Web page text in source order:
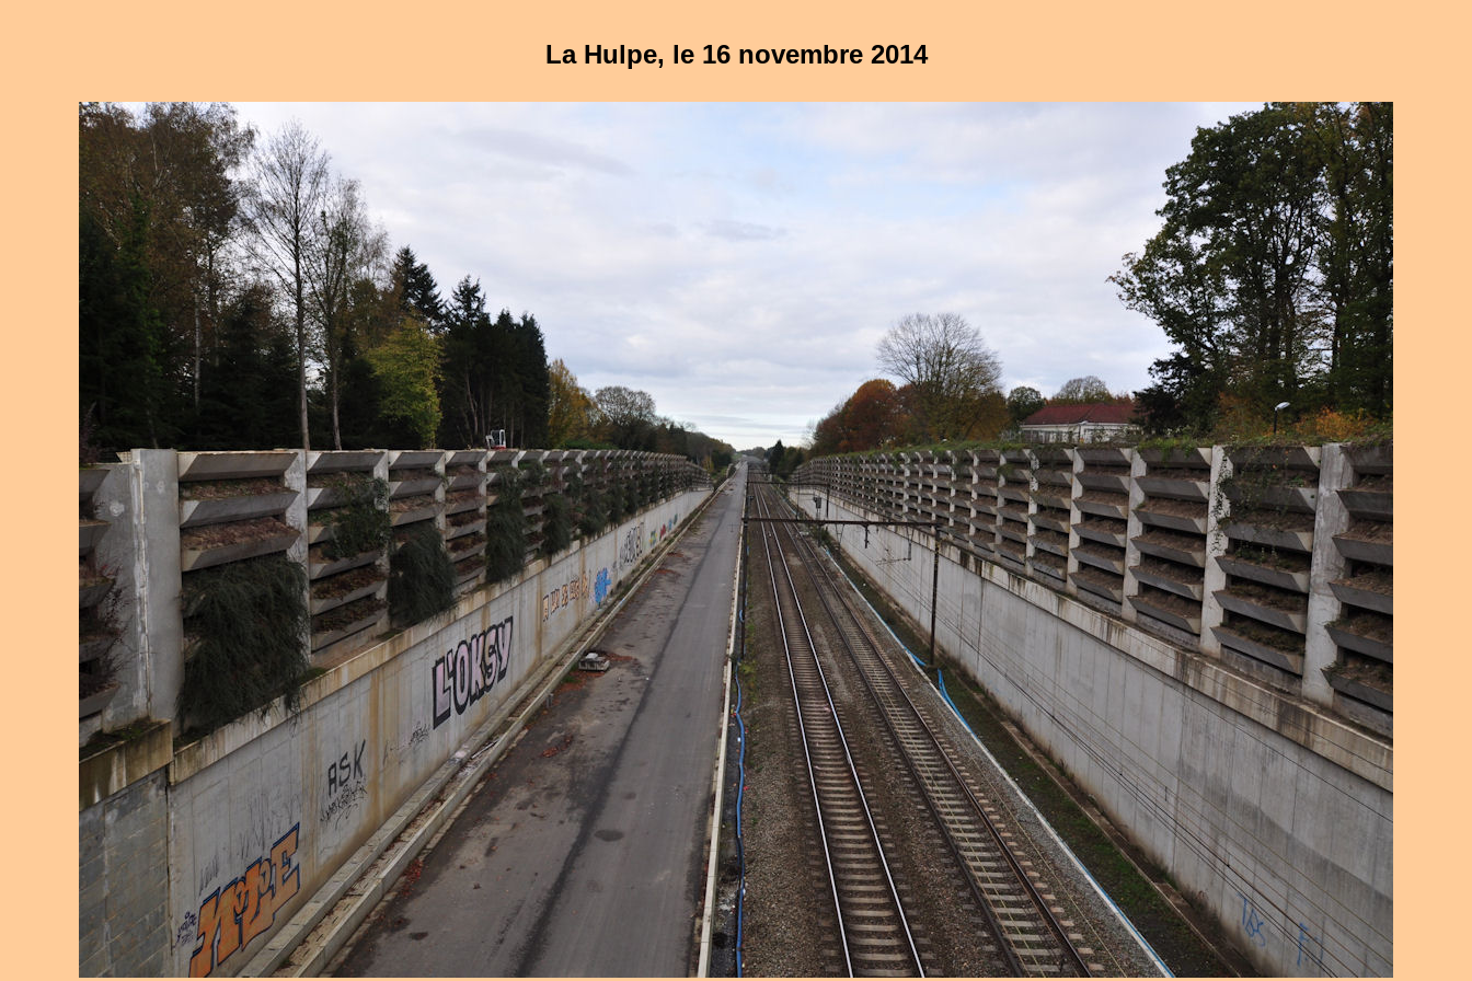
La Hulpe, le 16 novembre 2014